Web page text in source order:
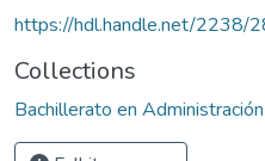
https://hdl.handle.net/2238/
Collections
Bachillerato en